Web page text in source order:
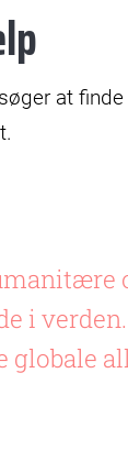
at finde
i